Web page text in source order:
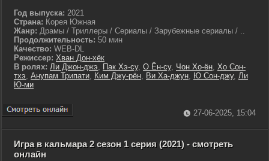
Год выпуска: 2021
Страна: Корея Южная
Жанр: Драмы / Триллеры / Сериалы / Зарубежные сериалы / ..
Продолжительность: 50 мин
Качество: WEB-DL
Режиссер: Хван Дон-хёк
В ролях: Ли Джон-джэ, Пак Хэ-су, О Ён-су, Чон Хо-ён, Хо Сон-
тхэ, Анупам Трипати, Ким Джу-рён, Ви Ха-джун, Ю Сон-джу, Ли
Ю-ми
27-06-2025, 15:04
Игра в кальмара 2 сезон 1 серия (2021) - смотреть
онлайн